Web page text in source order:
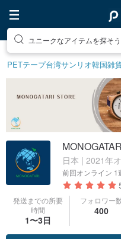
ユニークなアイテムを探そう
PETテープ台湾サンリオ韓国雑
日本 | 2021年
前回オンライン 1
発送までの所要
時間
1〜3日
フォロワー
400